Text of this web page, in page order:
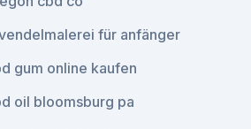
für anfänger
gum online kaufen
oil bloomsburg pa